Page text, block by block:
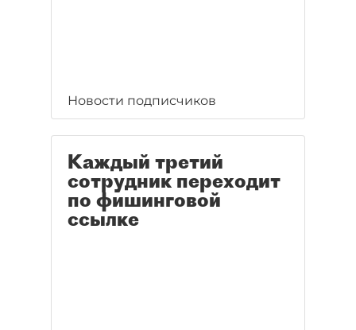
Новости подписчиков
Каждый третий
сотрудник переходит
по фишинговой
ссылке